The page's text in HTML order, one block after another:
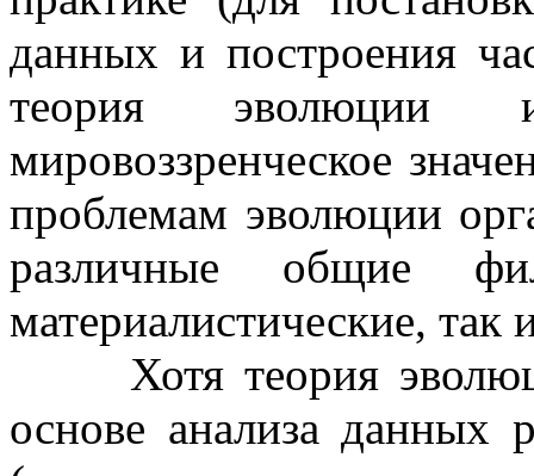
данных и построения
теория эволюции
мировоззренческое
проблемам эволюции
различные общие
материалистические, так
Хотя теория
основе анализа данных